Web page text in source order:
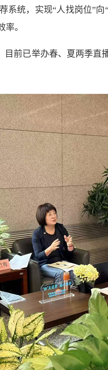
系统，实现“人找岗位”
。
前已举办春、夏两季直